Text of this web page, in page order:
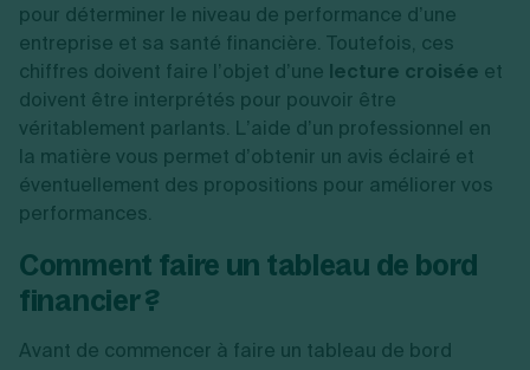
pour déterminer le niveau de performance d’une
entreprise et sa santé financière. Toutefois, ces
chiffres doivent faire l’objet d’une lecture croisée et
doivent être interprétés pour pouvoir être
véritablement parlants. L’aide d’un professionnel en
la matière vous permet d’obtenir un avis éclairé et
éventuellement des propositions pour améliorer vos
performances.
Comment faire un tableau de bord
financier ?
Avant de commencer à faire un tableau de bord